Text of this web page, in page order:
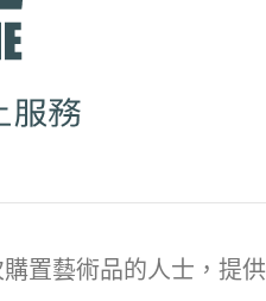
置藝術品的人士，提供